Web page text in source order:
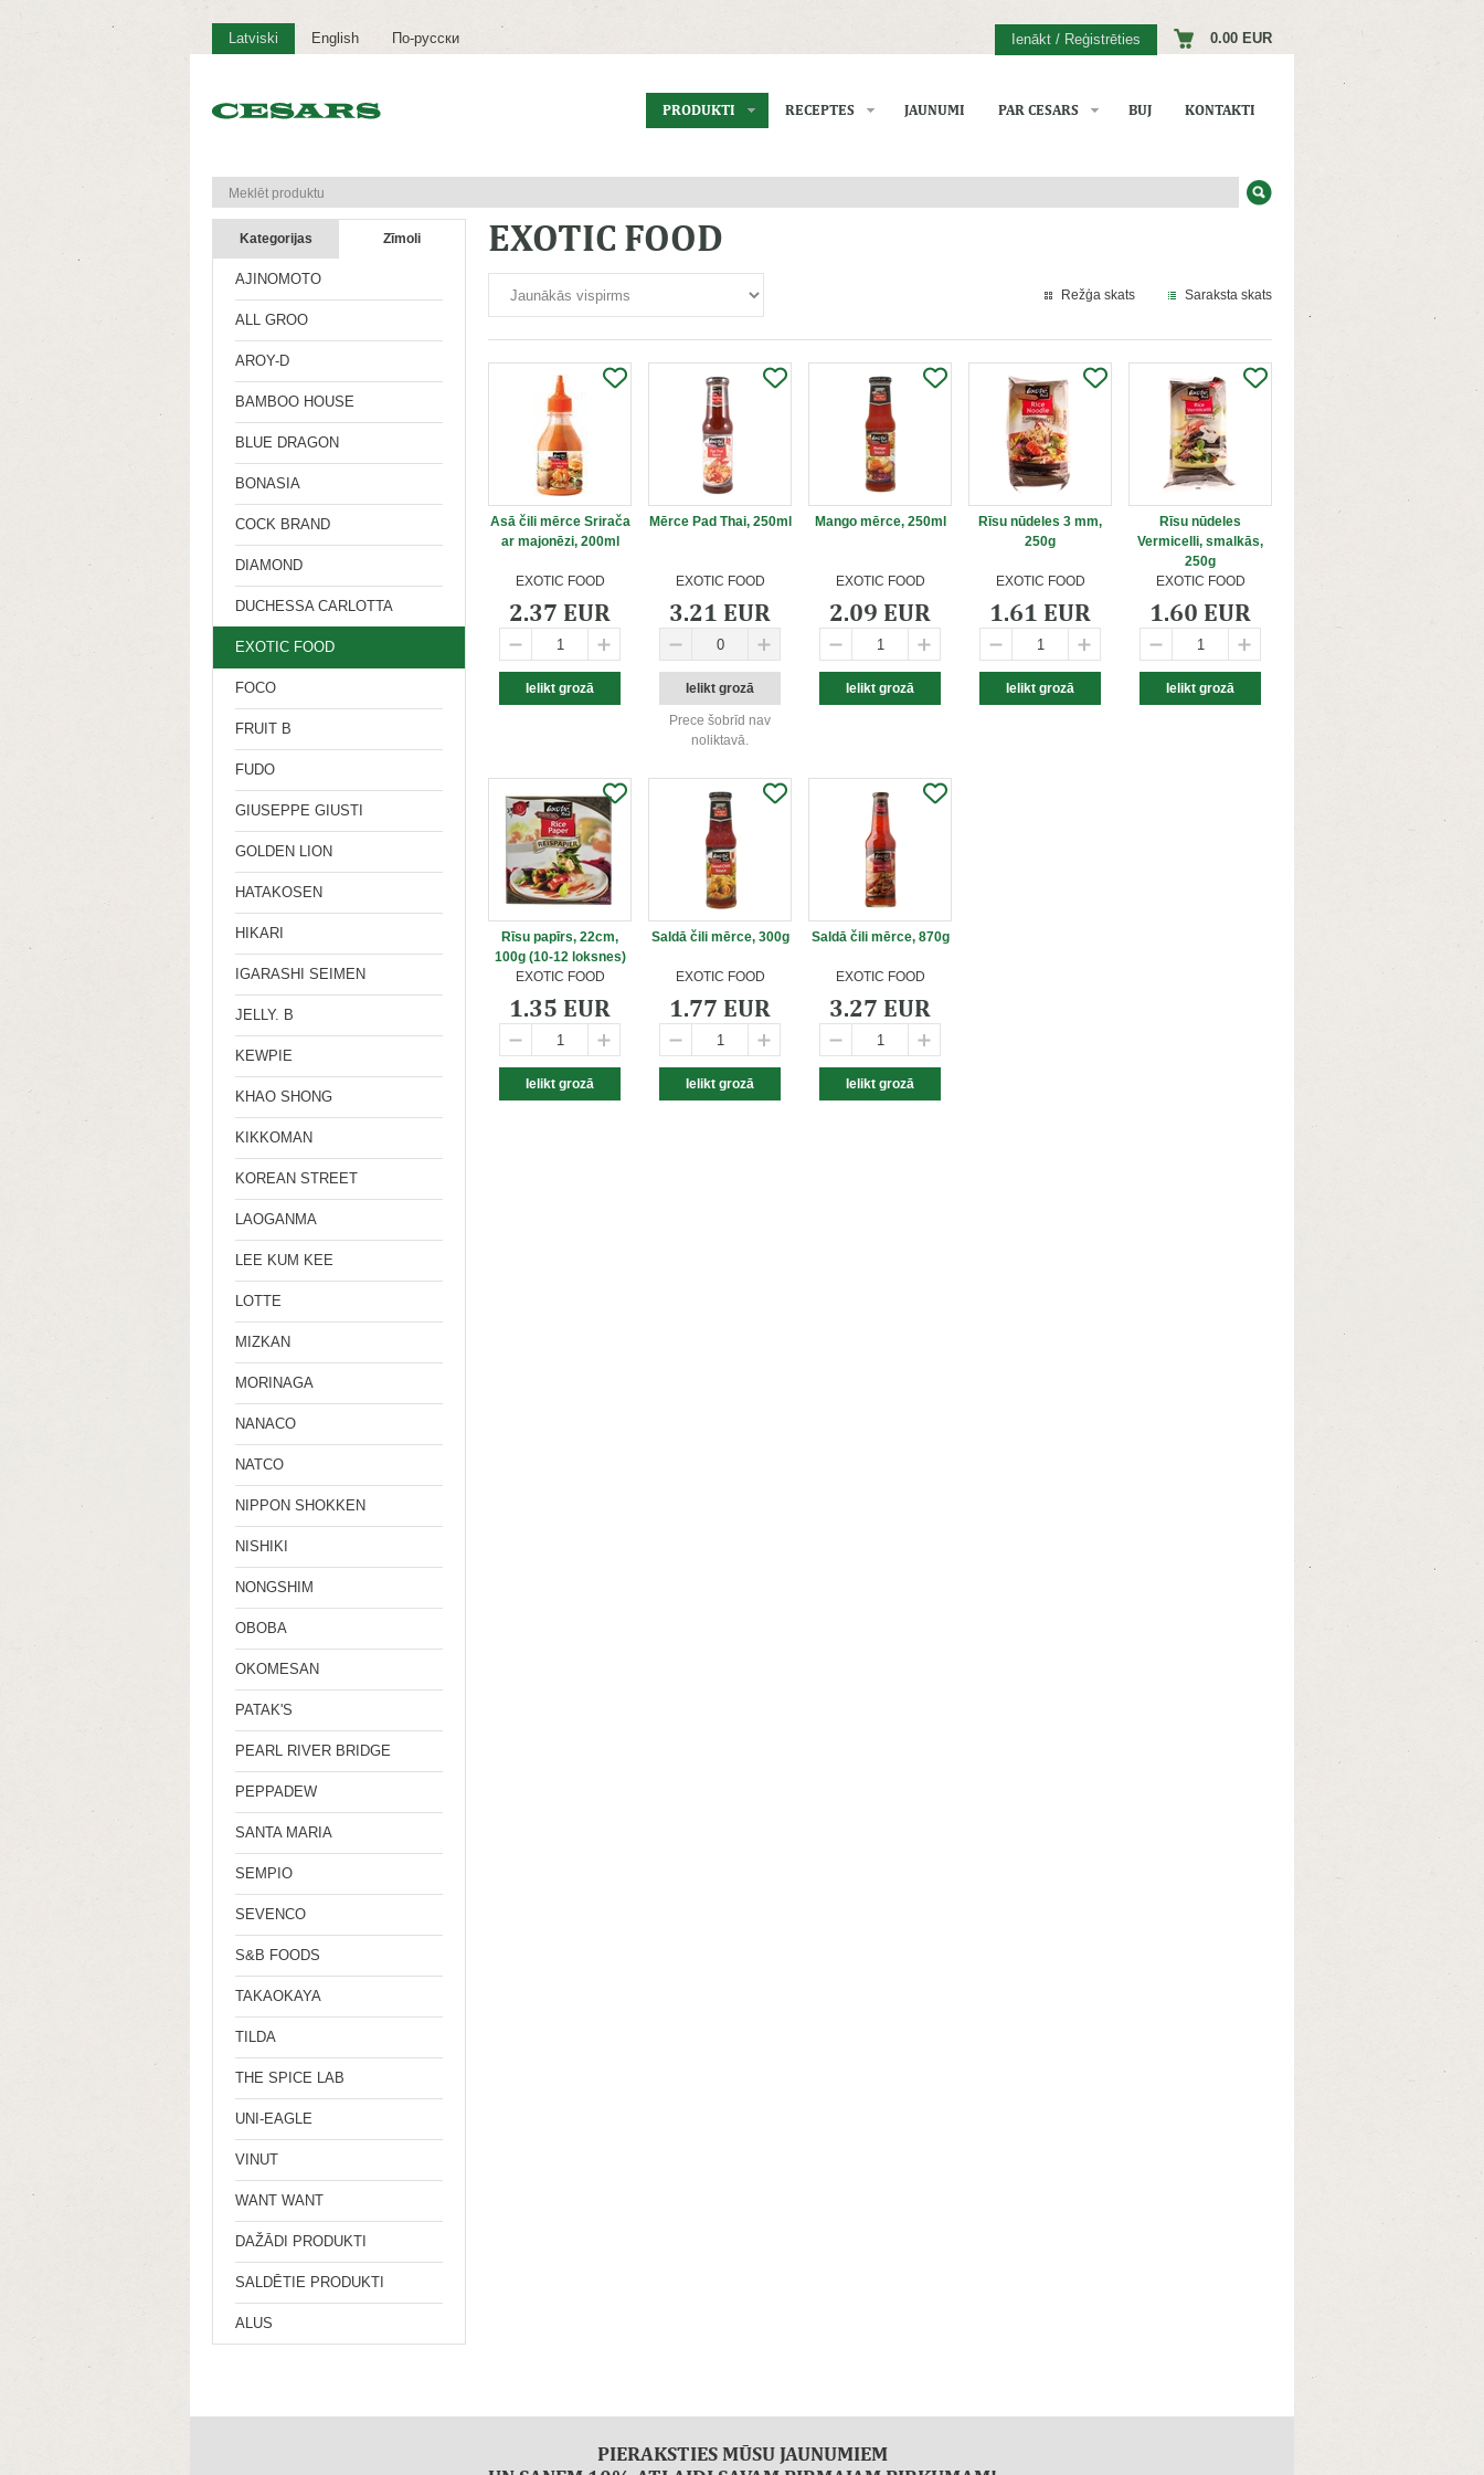
Latviski English По-русски Ienākt / Reģistrēties 0.00 EUR
PRODUKTI RECEPTES JAUNUMI PAR CESARS BUJ KONTAKTI
Kategorijas Zīmoli
AJINOMOTO
ALL GROO
AROY-D
BAMBOO HOUSE
BLUE DRAGON
BONASIA
COCK BRAND
DIAMOND
DUCHESSA CARLOTTA
EXOTIC FOOD
FOCO
FRUIT B
FUDO
GIUSEPPE GIUSTI
GOLDEN LION
HATAKOSEN
HIKARI
IGARASHI SEIMEN
JELLY. B
KEWPIE
KHAO SHONG
KIKKOMAN
KOREAN STREET
LAOGANMA
LEE KUM KEE
LOTTE
MIZKAN
MORINAGA
NANACO
NATCO
NIPPON SHOKKEN
NISHIKI
NONGSHIM
OBOBA
OKOMESAN
PATAK'S
PEARL RIVER BRIDGE
PEPPADEW
SANTA MARIA
SEMPIO
SEVENCO
S&B FOODS
TAKAOKAYA
TILDA
THE SPICE LAB
UNI-EAGLE
VINUT
WANT WANT
DAŽĀDI PRODUKTI
SALDĒTIE PRODUKTI
ALUS
EXOTIC FOOD
Režģa skats Saraksta skats
Asā čili mērce Srirača
ar majonēzi, 200ml
EXOTIC FOOD
2.37 EUR
Mērce Pad Thai, 250ml
EXOTIC FOOD
3.21 EUR
Prece šobrīd nav
noliktavā.
Mango mērce, 250ml
EXOTIC FOOD
2.09 EUR
Rīsu nūdeles 3 mm,
250g
EXOTIC FOOD
1.61 EUR
Rīsu nūdeles
Vermicelli, smalkās,
250g
EXOTIC FOOD
1.60 EUR
Rīsu papīrs, 22cm,
100g (10-12 loksnes)
EXOTIC FOOD
1.35 EUR
Saldā čili mērce, 300g
EXOTIC FOOD
1.77 EUR
Saldā čili mērce, 870g
EXOTIC FOOD
3.27 EUR
PIERAKSTIES MŪSU JAUNUMIEM